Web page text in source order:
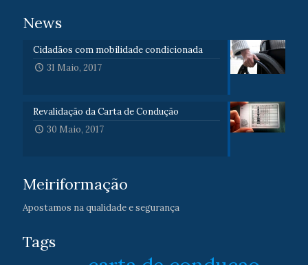
News
Cidadãos com mobilidade condicionada
31 Maio, 2017
Revalidação da Carta de Condução
30 Maio, 2017
Meiriformação
Apostamos na qualidade e segurança
Tags